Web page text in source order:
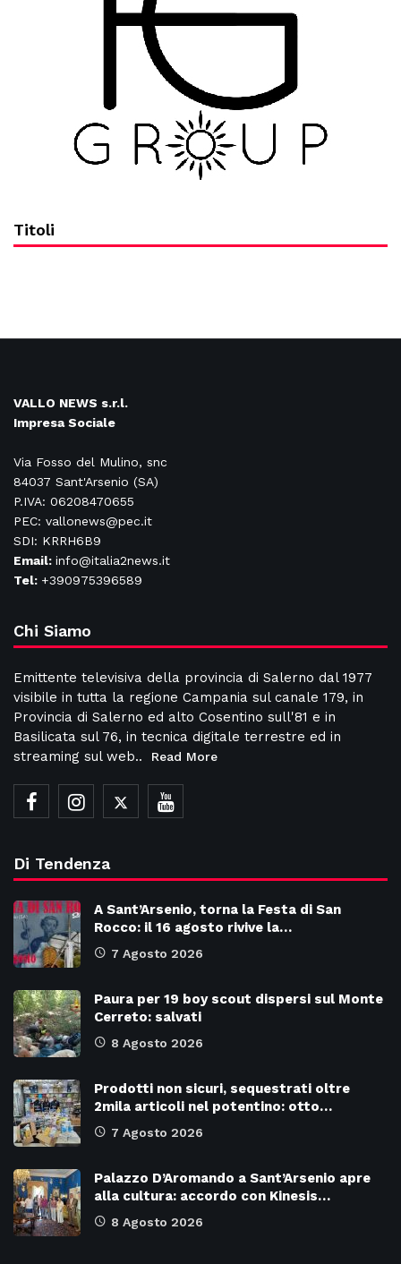
Titoli
VALLO NEWS s.r.l.
Impresa Sociale
Via Fosso del Mulino, snc
84037 Sant'Arsenio (SA)
P.IVA: 06208470655
PEC: vallonews@pec.it
SDI: KRRH6B9
Email: info@italia2news.it
Tel: +390975396589
Chi Siamo
Emittente televisiva della provincia di Salerno dal 1977
visibile in tutta la regione Campania sul canale 179, in
Provincia di Salerno ed alto Cosentino sull'81 e in
Basilicata sul 76, in tecnica digitale terrestre ed in
streaming sul web..
Read More
Di Tendenza
A Sant’Arsenio, torna la Festa di San
Rocco: il 16 agosto rivive la…
7 Agosto 2026
Paura per 19 boy scout dispersi sul Monte
Cerreto: salvati
8 Agosto 2026
Prodotti non sicuri, sequestrati oltre
2mila articoli nel potentino: otto…
7 Agosto 2026
Palazzo D’Aromando a Sant’Arsenio apre
alla cultura: accordo con Kinesis…
8 Agosto 2026